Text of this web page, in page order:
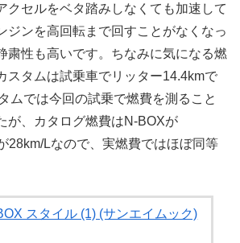
クセルをベタ踏みしなくても加速して
ジンを高回転まで回すことがなくなっ
粛性も高いです。ちなみに気になる燃
スタムは試乗車でリッター14.4kmで
ムでは今回の試乗で燃費を測ること
が、カタログ燃費はN-BOXが
28km/Lなので、実燃費ではほぼ同等
スタイル (1) (サンエイムック)